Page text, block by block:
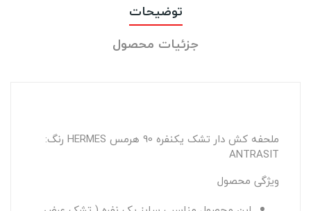
توضیحات
جزئیات محصول
ملحفه کش دار تشک یکنفره 90 هرمس HERMES رنگ:
ANTRASIT
ویژگی محصول